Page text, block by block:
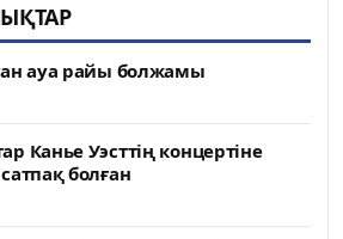
ауа райы болжамы
Канье Уэсттің концертіне
болған